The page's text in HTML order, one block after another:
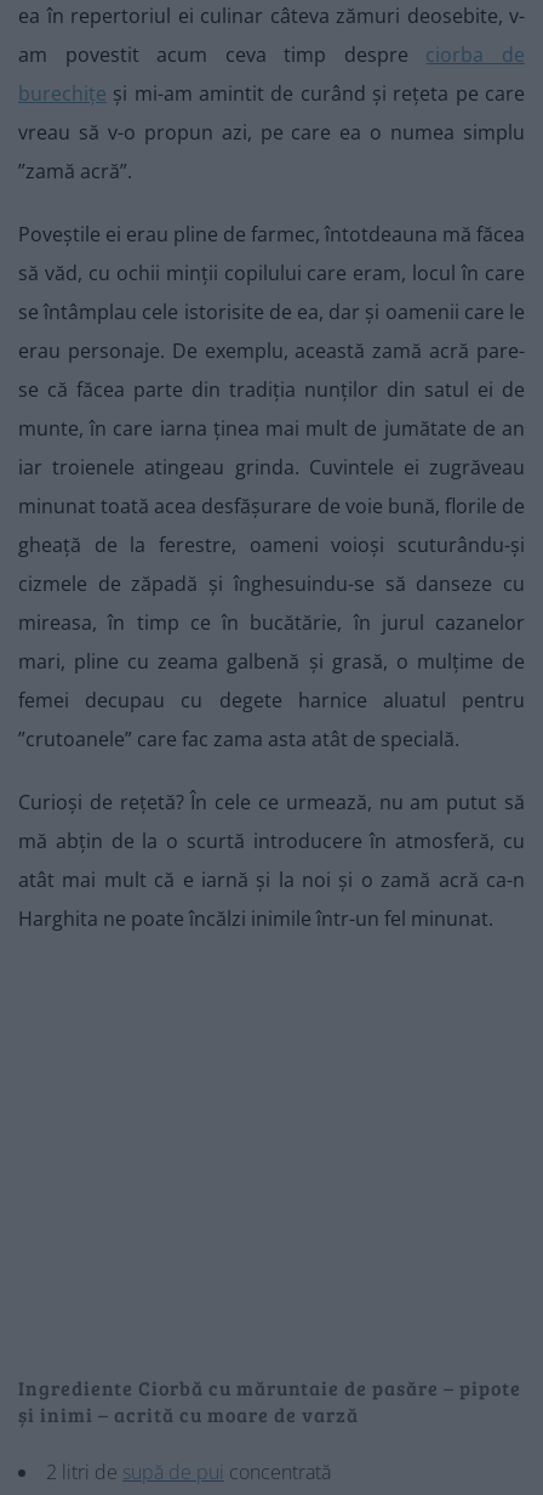
ea în repertoriul ei culinar câteva zămuri deosebite, v-
am povestit acum ceva timp despre ciorba de
burechițe și mi-am amintit de curând și rețeta pe care
vreau să v-o propun azi, pe care ea o numea simplu
”zamă acră”.
Poveștile ei erau pline de farmec, întotdeauna mă făcea
să văd, cu ochii minții copilului care eram, locul în care
se întâmplau cele istorisite de ea, dar și oamenii care le
erau personaje. De exemplu, această zamă acră pare-
se că făcea parte din tradiția nunților din satul ei de
munte, în care iarna ținea mai mult de jumătate de an
iar troienele atingeau grinda. Cuvintele ei zugrăveau
minunat toată acea desfășurare de voie bună, florile de
gheață de la ferestre, oameni voioși scuturându-și
cizmele de zăpadă și înghesuindu-se să danseze cu
mireasa, în timp ce în bucătărie, în jurul cazanelor
mari, pline cu zeama galbenă și grasă, o mulțime de
femei decupau cu degete harnice aluatul pentru
”crutoanele” care fac zama asta atât de specială.
Curioși de rețetă? În cele ce urmează, nu am putut să
mă abțin de la o scurtă introducere în atmosferă, cu
atât mai mult că e iarnă și la noi și o zamă acră ca-n
Harghita ne poate încălzi inimile într-un fel minunat.
Ingrediente Ciorbă cu măruntaie de pasăre – pipote
și inimi – acrită cu moare de varză
2 litri de supă de pui concentrată